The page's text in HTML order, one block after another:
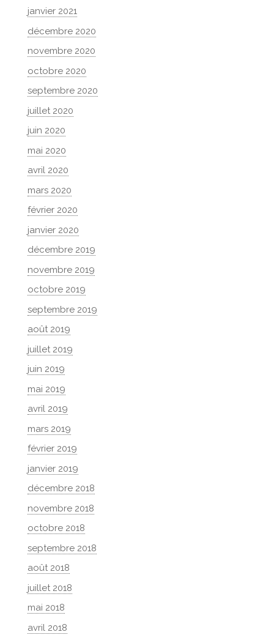
janvier 2021
décembre 2020
novembre 2020
octobre 2020
septembre 2020
juillet 2020
juin 2020
mai 2020
avril 2020
mars 2020
février 2020
janvier 2020
décembre 2019
novembre 2019
octobre 2019
septembre 2019
août 2019
juillet 2019
juin 2019
mai 2019
avril 2019
mars 2019
février 2019
janvier 2019
décembre 2018
novembre 2018
octobre 2018
septembre 2018
août 2018
juillet 2018
mai 2018
avril 2018